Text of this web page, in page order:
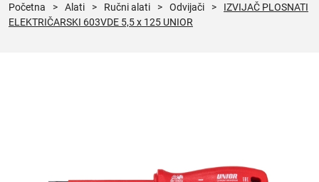
početna > alati > ručni alati > odvijači >
IZVIJAČ PLOSNATI
ELEKTRIČARSKI 603VDE 5,5 x 125 UNIOR